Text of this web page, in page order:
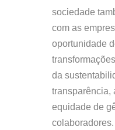
sociedade
com as
oportunidade
da
transparência,
equidade de
colaboradores.